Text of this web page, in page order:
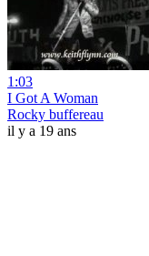
1:03
I Got A Woman
Rocky buffereau
il y a 19 ans